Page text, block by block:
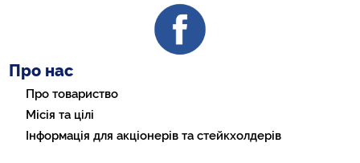
Про нас
Про товариство
Місія та цілі
Інформація для акціонерів та стейкхолдерів